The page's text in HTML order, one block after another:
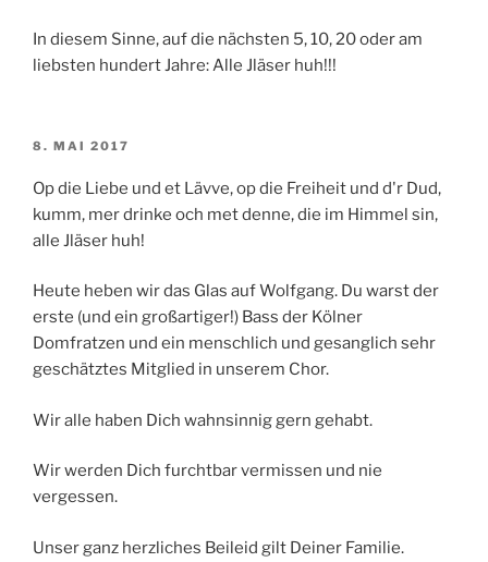
In diesem Sinne, auf die nächsten 5, 10, 20 oder am
liebsten hundert Jahre: Alle Jläser huh!!!
VERÖFFENTLICHT
8. MAI 2017
Op die Liebe und et Lävve, op die Freiheit und d'r Dud,
kumm, mer drinke och met denne, die im Himmel sin,
alle Jläser huh!
Heute heben wir das Glas auf Wolfgang. Du warst der
erste (und ein großartiger!) Bass der Kölner
Domfratzen und ein menschlich und gesanglich sehr
geschätztes Mitglied in unserem Chor.
Wir alle haben Dich wahnsinnig gern gehabt.
Wir werden Dich furchtbar vermissen und nie
vergessen.
Unser ganz herzliches Beileid gilt Deiner Familie.